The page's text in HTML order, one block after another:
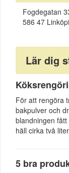
Fogdegatan
586 47
Lär dig
För att rengöra
bakpulver och
blandningen
häll cirka två
5 bra